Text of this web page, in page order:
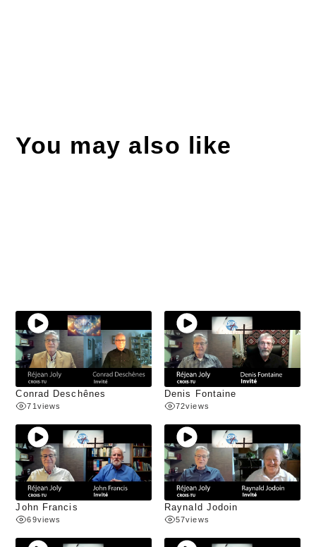
You may also like
Conrad Deschênes
71 views
Denis Fontaine
72views
John Francis
69views
Raynald Jodoin
57views